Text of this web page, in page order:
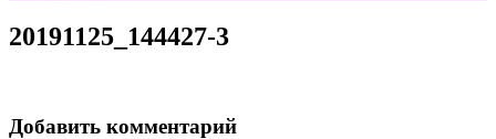
20191125_144427-3
Добавить комментарий